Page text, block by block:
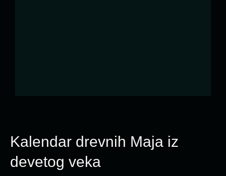
Kalendar drevnih Maja iz
devetog veka